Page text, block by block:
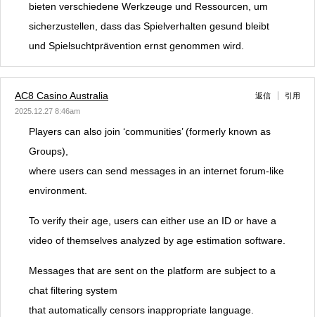
bieten verschiedene Werkzeuge und Ressourcen, um
sicherzustellen, dass das Spielverhalten gesund bleibt
und Spielsuchtprävention ernst genommen wird.
AC8 Casino Australia
2025.12.27 8:46am
返信 引用
Players can also join ‘communities’ (formerly known as
Groups),
where users can send messages in an internet forum-like
environment.
To verify their age, users can either use an ID or have a
video of themselves analyzed by age estimation software.
Messages that are sent on the platform are subject to a
chat filtering system
that automatically censors inappropriate language.